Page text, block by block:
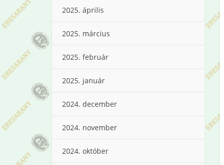
2025. április
2025. március
2025. február
2025. január
2024. december
2024. november
2024. október